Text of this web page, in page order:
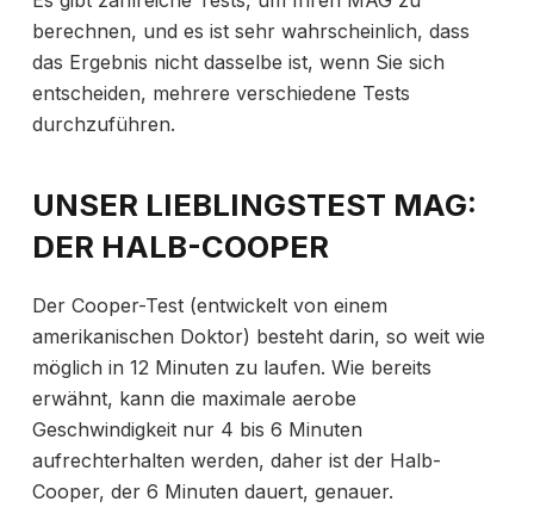
berechnen, und es ist sehr wahrscheinlich, dass
das Ergebnis nicht dasselbe ist, wenn Sie sich
entscheiden, mehrere verschiedene Tests
durchzuführen.
UNSER LIEBLINGSTEST MAG:
DER HALB-COOPER
Der Cooper-Test (entwickelt von einem
amerikanischen Doktor) besteht darin, so weit wie
möglich in 12 Minuten zu laufen. Wie bereits
erwähnt, kann die maximale aerobe
Geschwindigkeit nur 4 bis 6 Minuten
aufrechterhalten werden, daher ist der Halb-
Cooper, der 6 Minuten dauert, genauer.